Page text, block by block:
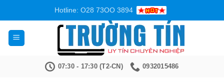
nội
dung
Hotline: O28 73OO 3894
07:30 - 17:30 (T2-CN) 0932015486